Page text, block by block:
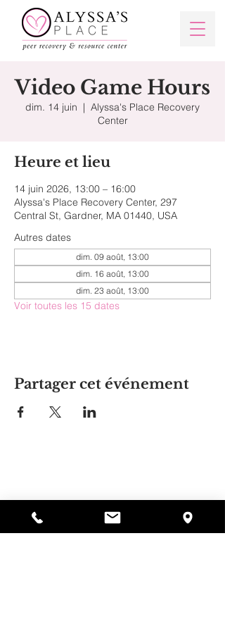
Video Game Hours
dim. 14 juin
  |
Alyssa's Place Recovery
Center
Heure et lieu
14 juin 2026, 13:00 – 16:00
Alyssa's Place Recovery Center, 297
Central St, Gardner, MA 01440, USA
Autres dates
dim. 09 août, 13:00
dim. 16 août, 13:00
dim. 23 août, 13:00
Voir toutes les 15 dates
Partager cet événement
978-364-0920